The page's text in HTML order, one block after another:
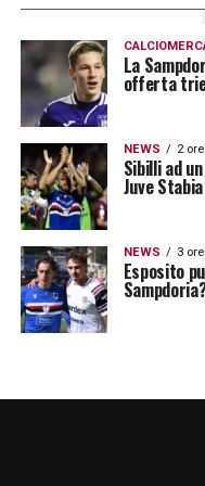
La
offerta
NEWS 2
Sibilli ad
Juve
NEWS 3
Esposito